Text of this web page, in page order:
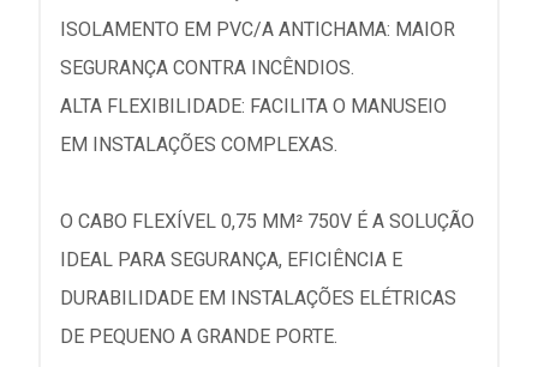
ISOLAMENTO EM PVC/A ANTICHAMA: MAIOR
SEGURANÇA CONTRA INCÊNDIOS.
ALTA FLEXIBILIDADE: FACILITA O MANUSEIO
EM INSTALAÇÕES COMPLEXAS.
O CABO FLEXÍVEL 0,75 MM² 750V É A SOLUÇÃO
IDEAL PARA SEGURANÇA, EFICIÊNCIA E
DURABILIDADE EM INSTALAÇÕES ELÉTRICAS
DE PEQUENO A GRANDE PORTE.